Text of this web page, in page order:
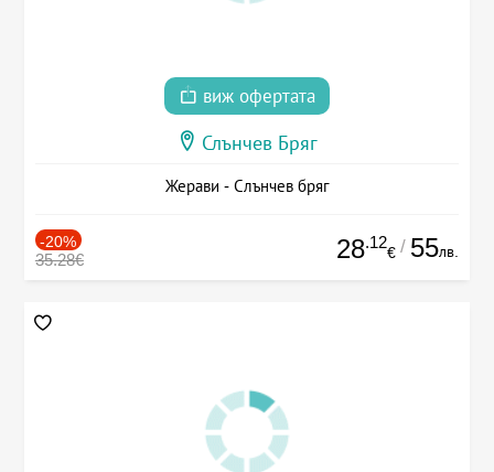
виж офертата
Слънчев Бряг
Жерави - Слънчев бряг
-20%
35.28€ 28.12
€ / 55лв.